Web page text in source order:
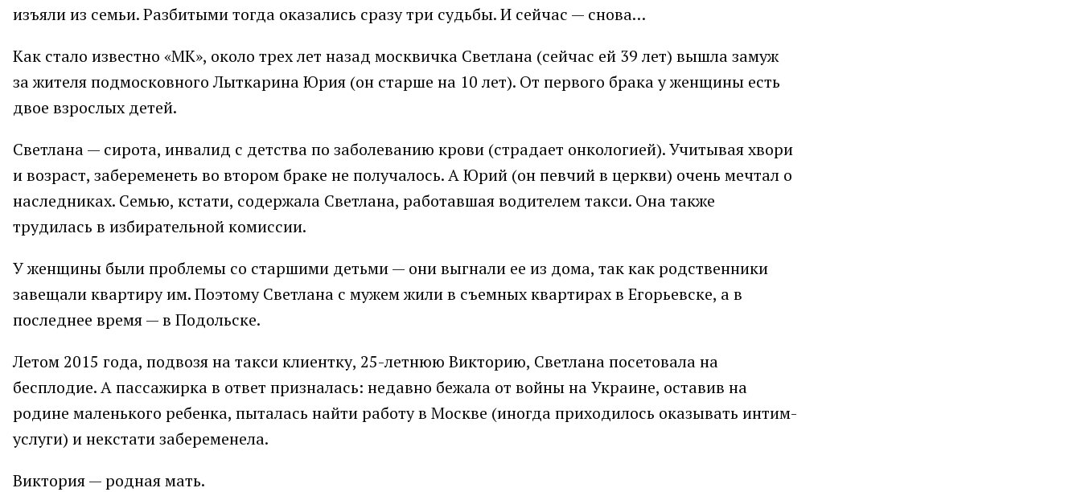
изъяли из семьи. Разбитыми тогда оказались сразу три судьбы. И сейчас — снова…
Как стало известно «МК», около трех лет назад москвичка Светлана (сейчас ей 39 лет) вышла замуж
за жителя подмосковного Лыткарина Юрия (он старше на 10 лет). От первого брака у женщины есть
двое взрослых детей.
Светлана — сирота, инвалид с детства по заболеванию крови (страдает онкологией). Учитывая хвори
и возраст, забеременеть во втором браке не получалось. А Юрий (он певчий в церкви) очень мечтал о
наследниках. Семью, кстати, содержала Светлана, работавшая водителем такси. Она также
трудилась в избирательной комиссии.
У женщины были проблемы со старшими детьми — они выгнали ее из дома, так как родственники
завещали квартиру им. Поэтому Светлана с мужем жили в съемных квартирах в Егорьевске, а в
последнее время — в Подольске.
Летом 2015 года, подвозя на такси клиентку, 25-летнюю Викторию, Светлана посетовала на
бесплодие. А пассажирка в ответ призналась: недавно бежала от войны на Украине, оставив на
родине маленького ребенка, пыталась найти работу в Москве (иногда приходилось оказывать интим-
услуги) и некстати забеременела.
Виктория — родная мать.